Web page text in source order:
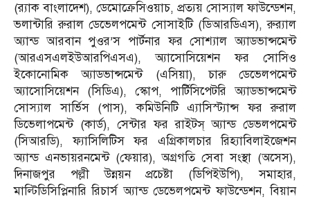
(র‌্যাক বাংলাদেশ), ডেমোক্রেসিওয়াচ, প্রত্যয় সোস্যাল ফাউন্ডেশন,
ভলান্টারি রুরাল ডেভেলপমেন্ট সোসাইটি (ডিআরডিএস), রুর‌্যাল
অ্যান্ড আরবান পুওর’স পার্টনার ফর সোশ্যাল অ্যাডভান্সমেন্ট
(আরএসএলইউআরপিএসএ), অ্যাসোসিয়েশন ফর সোসিও
ইকোনোমিক অ্যাডভান্সমেন্ট (এসিয়া), চারু ডেভেলপমেন্ট
অ্যাসোসিয়েশন (সিডিএ), স্কোপ, পার্টিসিপেটরি অ্যাডভান্সমেন্ট
সোস্যাল সার্ভিস (পাস), কমিউনিটি এ্যাসিস্ট্যান্স ফর রুরাল
ডিভেলাপমেন্ট (কার্ড), সেন্টার ফর রাইটস্ অ্যান্ড ডেভলপমেন্ট
(সিআরডি), ফ্যাসিলিটিস ফর এগ্রিকালচার রিহ্যাবিলাইজেশন
অ্যান্ড এনভায়রনমেন্ট (ফেয়ার), অগ্রগতি সেবা সংস্থা (অসেস),
দিনাজপুর পল্লী উন্নয়ন প্রচেষ্টা (ডিপিইউপি), সমাহার,
মাল্টিডিসিপ্লিনারি রিচার্স অ্যান্ড ডেভেলপমেন্ট ফাউন্ডেশন, বিয়ান